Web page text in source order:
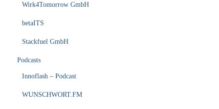
Wirk4Tomorrow GmbH
betaITS
Stackfuel GmbH
Podcasts
Innoflash – Podcast
WUNSCHWORT.FM